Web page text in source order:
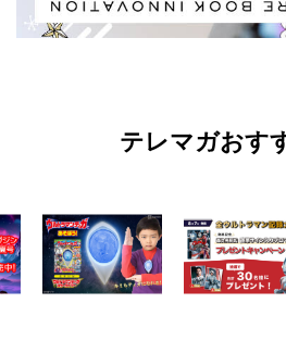
テレマガおす